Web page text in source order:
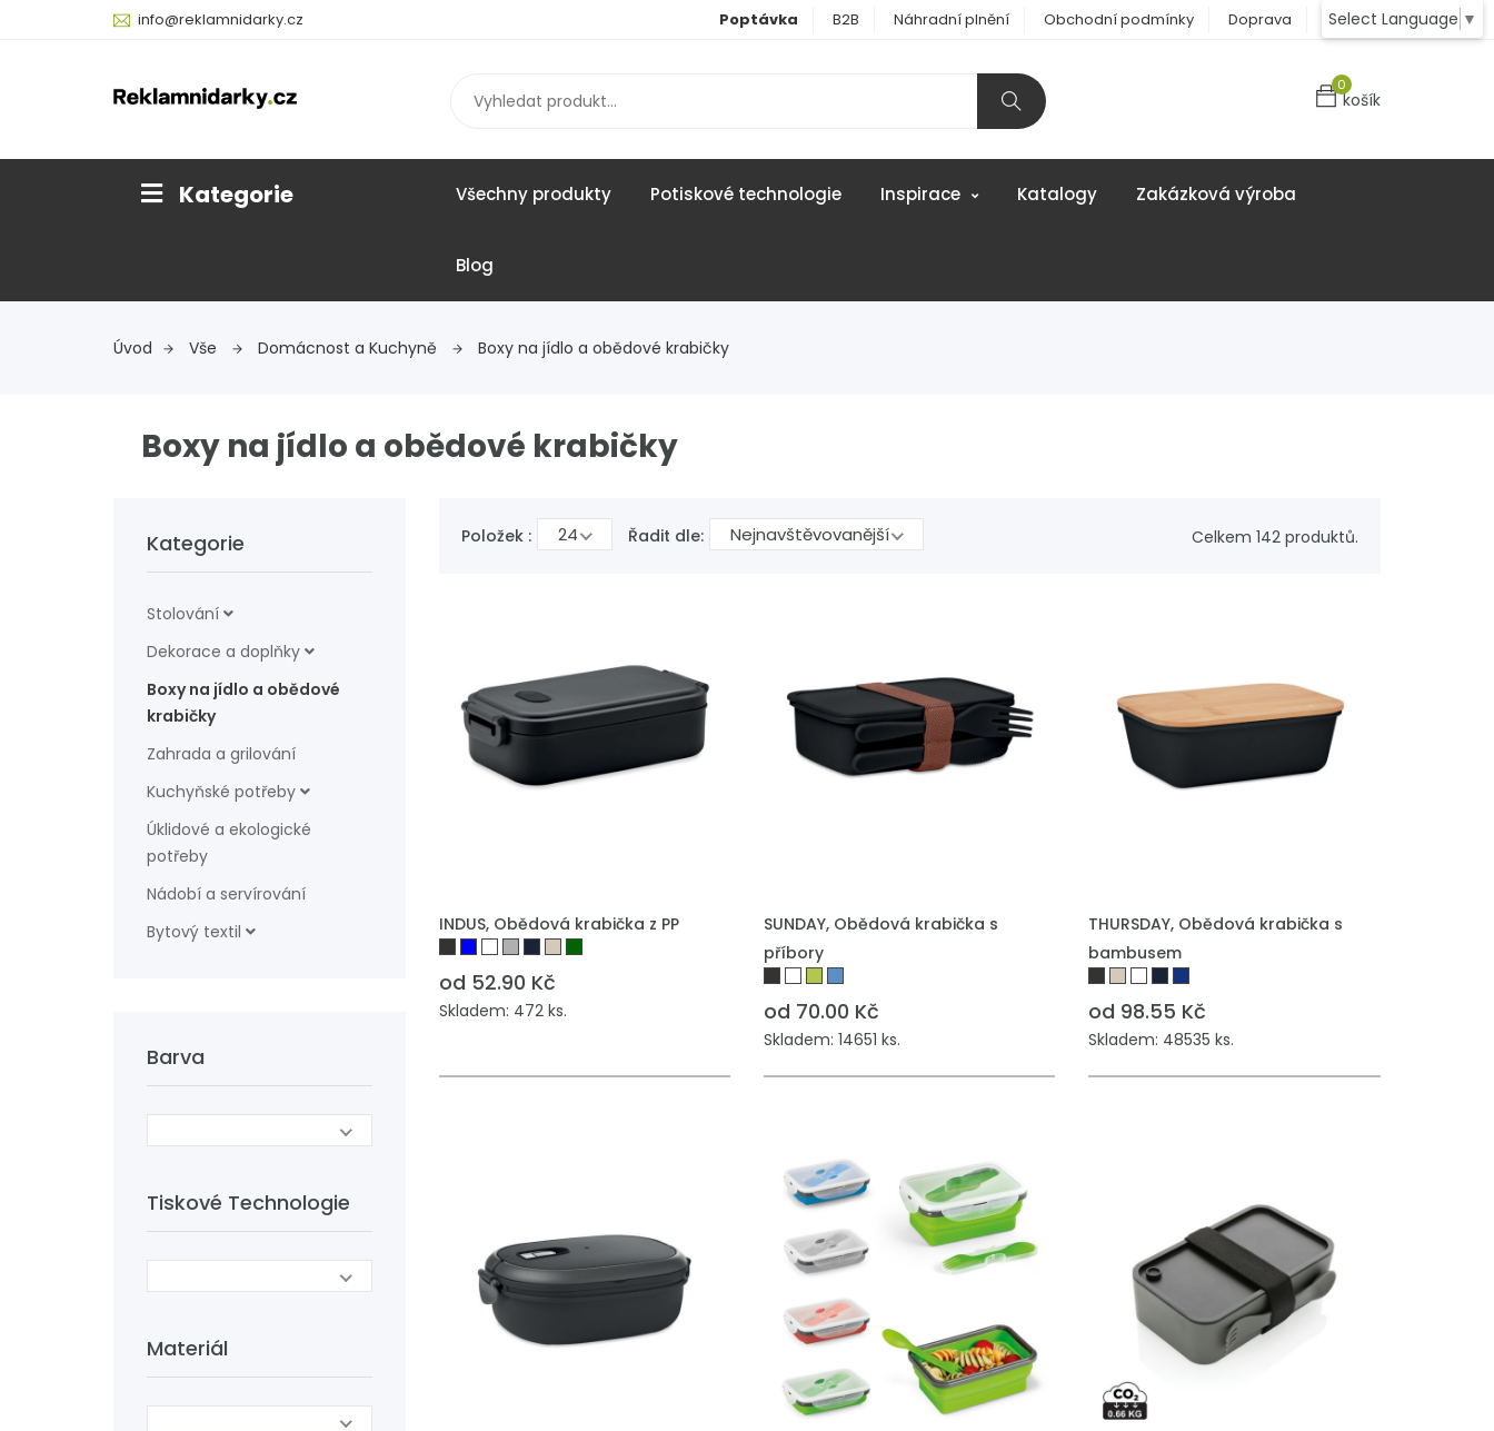
Select Language ▼
info@reklamnidarky.cz Poptávka B2B Náhradní plnění Obchodní podmínky Doprava Kontakt
0
košík
Kategorie Všechny produkty Potiskové technologie Inspirace Katalogy Zakázková výroba
Blog
Úvod Vše Domácnost a Kuchyně Boxy na jídlo a obědové krabičky
Boxy na jídlo a obědové krabičky
Kategorie
Stolování
Dekorace a doplňky
Boxy na jídlo a obědové
krabičky
Zahrada a grilování
Kuchyňské potřeby
Úklidové a ekologické
potřeby
Nádobí a servírování
Bytový textil
Barva
Tiskové Technologie
Materiál
Položek : 24 Řadit dle: Nejnavštěvovanější Celkem 142 produktů.
INDUS, Obědová krabička z PP
od 52.90 Kč
Skladem: 472 ks.
SUNDAY, Obědová krabička s
příbory
od 70.00 Kč
Skladem: 14651 ks.
THURSDAY, Obědová krabička s
bambusem
od 98.55 Kč
Skladem: 48535 ks.